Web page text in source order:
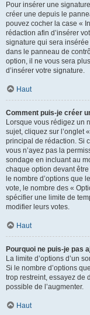
Pour insérer une
créer une depuis le
pouvez cocher la case «
rédaction afin d’insérer
signature qui sera
dans le panneau de
option, il ne vous sera
d’insérer votre signature.
Haut
Comment puis-je créer
Lorsque vous rédigez un
sujet, cliquez sur l’onglet
principal de rédaction. Si
vous n’ayez pas la
sondage en incluant au
chaque option devant
le nombre d’options que
vote, le nombre des «
spécifier une limite de
modifier leurs votes.
Haut
Pourquoi ne puis-je pas
La limite d’options d’un
Si le nombre d’options
trop restreint, essayez de
possible de l’augmenter.
Haut